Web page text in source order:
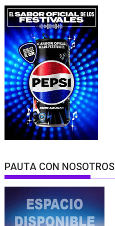
PAUTA CON NOSOTROS